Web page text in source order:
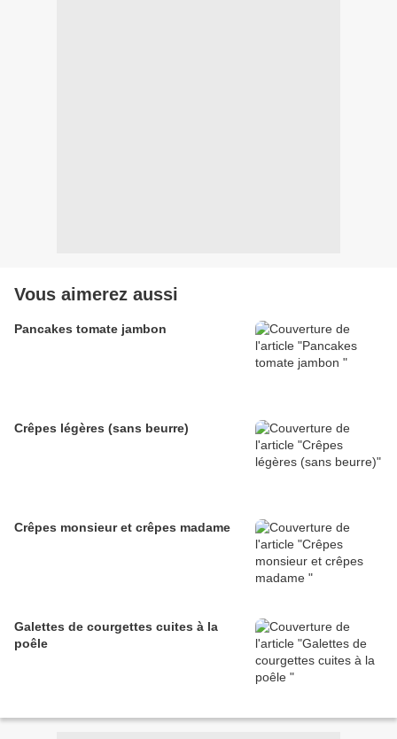
Vous aimerez aussi
Pancakes tomate jambon
Crêpes légères (sans beurre)
Crêpes monsieur et crêpes madame
Galettes de courgettes cuites à la
poêle